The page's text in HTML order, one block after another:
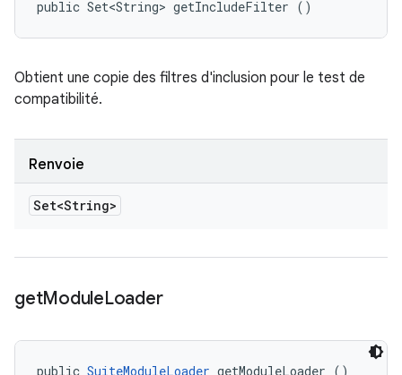
public Set<String> getIncludeFilter ()
Obtient une copie des filtres d'inclusion pour le test de
compatibilité.
Renvoie
Set<String>
getModuleLoader
public SuiteModuleLoader getModuleLoader ()